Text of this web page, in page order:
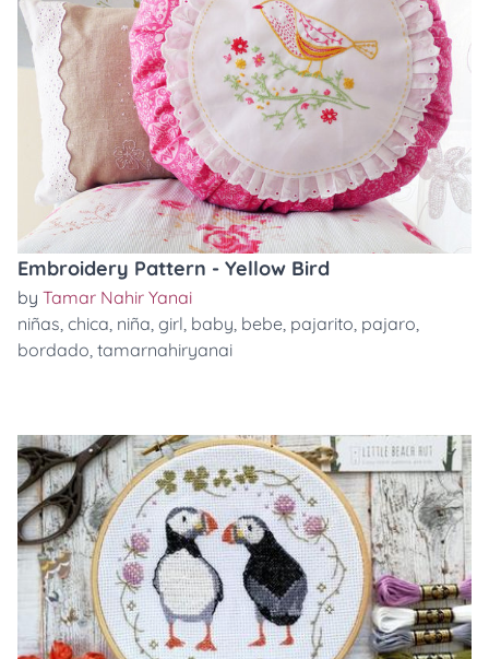
Embroidery Pattern - Yellow Bird
by Tamar Nahir Yanai
niñas, chica, niña, girl, baby, bebe, pajarito, pajaro,
bordado, tamarnahiryanai